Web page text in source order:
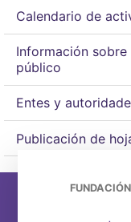
Calendario de
Información
público
Entes y
Publicación de